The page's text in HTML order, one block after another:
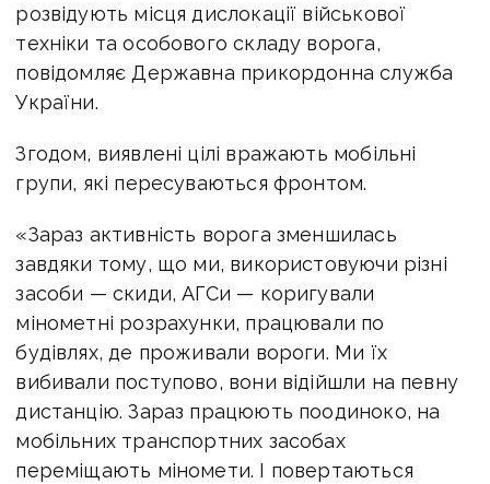
розвідують місця дислокації військової
техніки та особового складу ворога,
повідомляє Державна прикордонна служба
України.
Згодом, виявлені цілі вражають мобільні
групи, які пересуваються фронтом.
«Зараз активність ворога зменшилась
завдяки тому, що ми, використовуючи різні
засоби — скиди, АГСи — коригували
мінометні розрахунки, працювали по
будівлях, де проживали вороги. Ми їх
вибивали поступово, вони відійшли на певну
дистанцію. Зараз працюють поодиноко, на
мобільних транспортних засобах
переміщають міномети. І повертаються